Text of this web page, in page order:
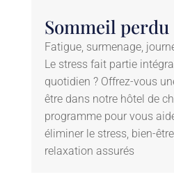
Sommeil perdu
Fatigue, surmenage,
Le stress fait partie
quotidien ? Offrez-vous
être dans notre hôtel de
programme pour vous
éliminer le stress, bien-
relaxation assurés